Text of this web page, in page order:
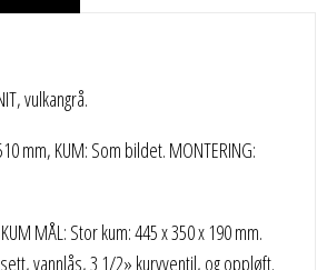
vulkangrå.
mm, KUM: Som bildet. MONTERING:
MÅL: Stor kum: 445 x 350 x 190 mm.
vannlås, 3 1/2» kurvventil, og oppløft.